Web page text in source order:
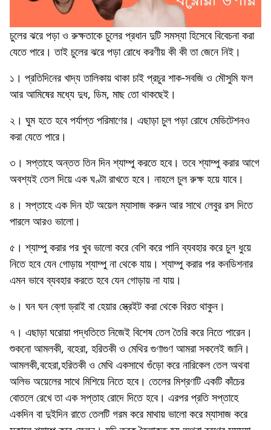
চুলের ঝরে পড়া ও রুক্ষতাকে চুলের প্রধান দুটি সমস্যা হিসেবে বিবেচনা করা
যেতে পারে। তাই চুলের ঝরে পড়া রোধে করণীয় কী কী তা জেনে নিই।
১। প্রতিদিনের খাদ্য তালিকায় থাকা চাই প্রচুর শাক-সবজি ও মৌসুমি ফল
আর আমিষের মধ্যে দুধ, ডিম, মাছ তো থাকছেই।
২। ঘুম হতে হবে পর্যাপ্ত পরিমাণের। এছাড়া চুল পড়া রোধে মেডিটেশনও
করা যেতে পারে।
৩। সপ্তাহে অন্তত তিন দিন শ্যাম্পু করতে হবে। তবে শ্যাম্পু করার আগে
অবশ্যই তেল দিয়ে এক ঘণ্টা রাখতে হবে। নাহলে চুল রুক্ষ হয়ে যাবে।
৪। সপ্তাহে এক দিন হট অয়েল ম্যাসাজ করুন আর সাথে লেবুর রস দিতে
পারলে আরও ভালো।
৫। শ্যাম্পু করার পর খুব ভালো করে বেশি করে পানি ব্যবহার করে চুল ধুয়ে
নিতে হবে যেন গোড়ায় শ্যাম্পু না থেকে যায়। শ্যাম্পু করার পর কনডিশনার
এমন ভাবে ব্যবহার করতে হবে যেন গোড়ায় না যায়।
৬। ঘন ঘন ব্লো ড্রাই বা হেয়ার স্ত্রেইট করা থেকে বিরত থাকুন।
৭। এছাড়া ঘরোয়া পদ্ধতিতে নিজেই বিশেষ তেল তৈরি করে নিতে পারেন।
শুকনো আমলকী, বহেরা, হরিতকী ও মেথির গুণাগুণ আমরা সকলেই জানি।
আমলকী,বহেরা,হরিতকী ও মেথি একসাথে গুঁড়ো করে নারিকেল তেল অথবা
অলিভ অয়েলের সাথে মিশিয়ে নিতে হবে। তেলের মিশ্রণটি একটি কাঁচের
বোতলে রেখে তা এক সপ্তাহ রোদে দিতে হবে। এরপর প্রতি সপ্তাহে
একদিন বা দুইদিন রাতে তেলটি গরম করে মাথায় ভালো করে ম্যাসাজ করে